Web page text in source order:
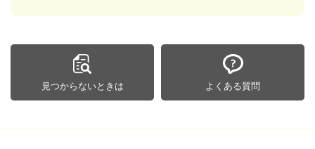
見つからないときは よくある質問